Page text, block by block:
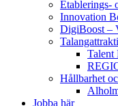
Etablerings-
Innovation
DigiBoost –
Talent
Hållbarhet
Jobba här